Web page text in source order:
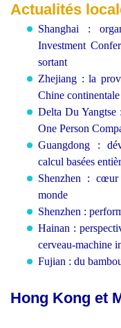
Actualités
Shanghai :
Investment
sortant
Zhejiang : la
Chine
Delta Du Yangtse
One Person
Guangdong :
calcul basées
Shenzhen :
monde
Shenzhen :
Hainan :
cerveau-machine
Fujian : du
Hong Kong et